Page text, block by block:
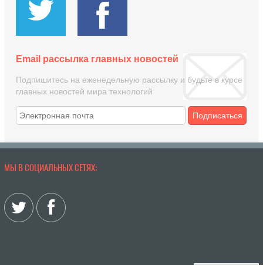
Email рассылка главных новостей
Подпишитесь на еженедельную рассылку и будьте в курсе
главных новостей мира технологий
Подписаться
МЫ В СОЦИАЛЬНЫХ СЕТЯХ: